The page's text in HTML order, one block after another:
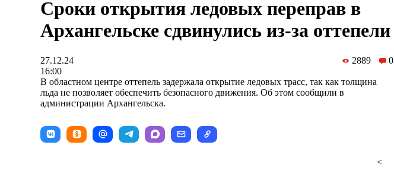
Сроки открытия ледовых переправ в
Архангельске сдвинулись из-за оттепели
27.12.24
16:00
2889 0
В областном центре оттепель задержала открытие ледовых трасс, так как толщина
льда не позволяет обеспечить безопасного движения. Об этом сообщили в
администрации Архангельска.
<